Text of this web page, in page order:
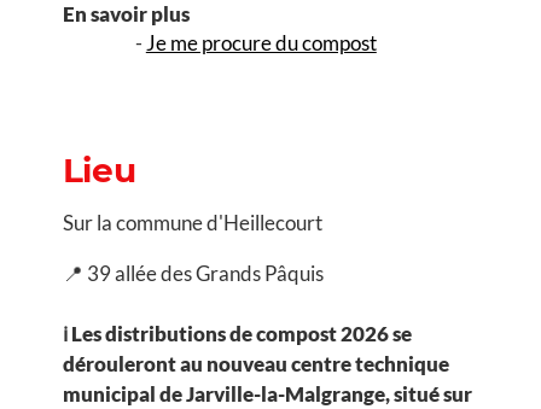
En savoir plus
Je me procure du compost
Lieu
Sur la commune d'Heillecourt
📍 39 allée des Grands Pâquis
ℹ️ Les distributions de compost 2026 se
dérouleront au nouveau centre technique
municipal de Jarville-la-Malgrange, situé sur